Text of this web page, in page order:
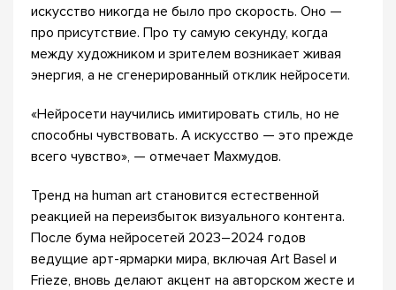
искусство никогда не было про скорость. Оно —
про присутствие. Про ту самую секунду, когда
между художником и зрителем возникает живая
энергия, а не сгенерированный отклик нейросети.
«Нейросети научились имитировать стиль, но не
способны чувствовать. А искусство — это прежде
всего чувство», — отмечает Махмудов.
Тренд на human art становится естественной
реакцией на переизбыток визуального контента.
После бума нейросетей 2023–2024 годов
ведущие арт-ярмарки мира, включая Art Basel и
Frieze, вновь делают акцент на авторском жесте и